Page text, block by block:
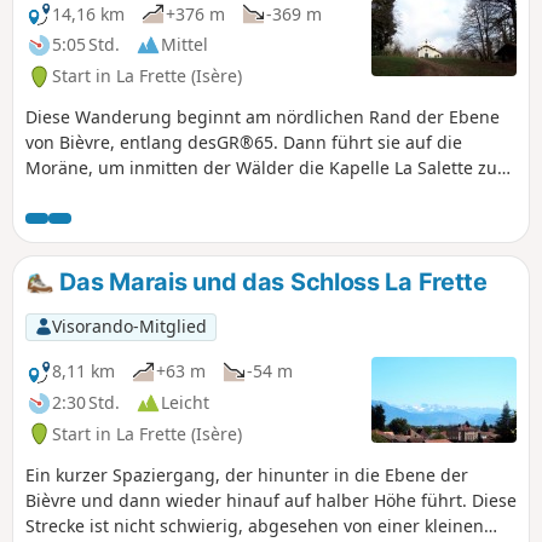
14,16 km
+376 m
-369 m
5:05 Std.
Mittel
Start in La Frette (Isère)
Diese Wanderung beginnt am nördlichen Rand der Ebene
von Bièvre, entlang desGR®65. Dann führt sie auf die
Moräne, um inmitten der Wälder die Kapelle La Salette zu
Schloss La Villardière, von wo aus Sie einen schönen Blick
auf die umliegenden Berge haben.
Das Marais und das Schloss La Frette
Visorando-Mitglied
8,11 km
+63 m
-54 m
2:30 Std.
Leicht
Start in La Frette (Isère)
Ein kurzer Spaziergang, der hinunter in die Ebene der
Bièvre und dann wieder hinauf auf halber Höhe führt. Diese
Strecke ist nicht schwierig, abgesehen von einer kleinen